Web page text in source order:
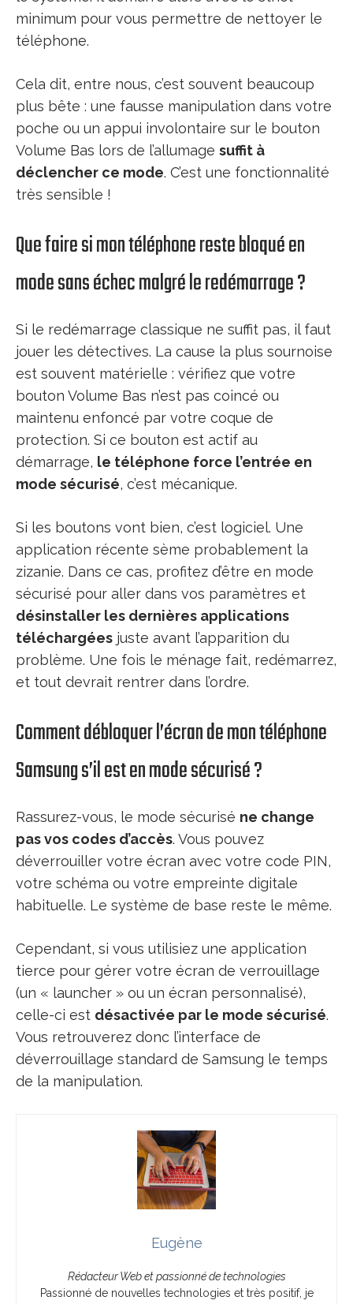
minimum pour vous permettre de nettoyer le
téléphone.
Cela dit, entre nous, c’est souvent beaucoup
plus bête : une fausse manipulation dans votre
poche ou un appui involontaire sur le bouton
Volume Bas lors de l’allumage suffit à
déclencher ce mode. C’est une fonctionnalité
très sensible !
Que faire si mon téléphone reste bloqué en
mode sans échec malgré le redémarrage ?
Si le redémarrage classique ne suffit pas, il faut
jouer les détectives. La cause la plus sournoise
est souvent matérielle : vérifiez que votre
bouton Volume Bas n’est pas coincé ou
maintenu enfoncé par votre coque de
protection. Si ce bouton est actif au
démarrage, le téléphone force l’entrée en
mode sécurisé, c’est mécanique.
Si les boutons vont bien, c’est logiciel. Une
application récente sème probablement la
zizanie. Dans ce cas, profitez d’être en mode
sécurisé pour aller dans vos paramètres et
désinstaller les dernières applications
téléchargées juste avant l’apparition du
problème. Une fois le ménage fait, redémarrez,
et tout devrait rentrer dans l’ordre.
Comment débloquer l’écran de mon téléphone
Samsung s’il est en mode sécurisé ?
Rassurez-vous, le mode sécurisé ne change
pas vos codes d’accès. Vous pouvez
déverrouiller votre écran avec votre code PIN,
votre schéma ou votre empreinte digitale
habituelle. Le système de base reste le même.
Cependant, si vous utilisiez une application
tierce pour gérer votre écran de verrouillage
(un « launcher » ou un écran personnalisé),
celle-ci est désactivée par le mode sécurisé.
Vous retrouverez donc l’interface de
déverrouillage standard de Samsung le temps
de la manipulation.
Eugène
Rédacteur Web et passionné de technologies
Passionné de nouvelles technologies et très positif, je